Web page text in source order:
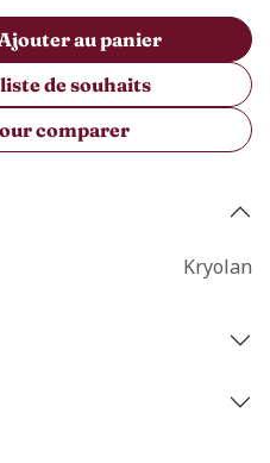
au panier
comparer
de souhaits
Kryolan